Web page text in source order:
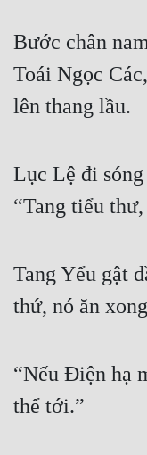
Bước chân
Toái Ngọc
lên thang lầu.
Lục Lệ đi
“Tang tiểu
Tang Yểu gật
thứ, nó ăn
“Nếu Điện hạ
thể tới.”